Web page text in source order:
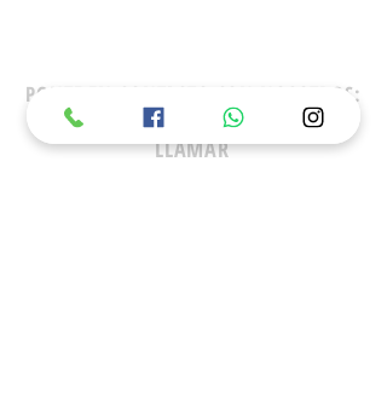
PONTE EN CONTACTO CON NOSOTROS:
LLAMAR